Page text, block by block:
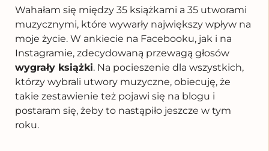
Wahałam się między 35 książkami a 35 utworami
muzycznymi, które wywarły największy wpływ na
moje życie. W ankiecie na Facebooku, jak i na
Instagramie, zdecydowaną przewagą głosów
wygrały książki. Na pocieszenie dla wszystkich,
którzy wybrali utwory muzyczne, obiecuję, że
takie zestawienie też pojawi się na blogu i
postaram się, żeby to nastąpiło jeszcze w tym
roku.